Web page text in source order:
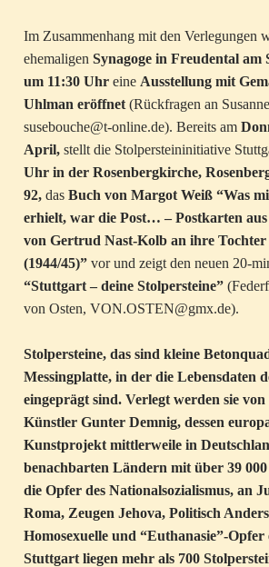
Im Zusammenhang mit den Verlegungen
ehemaligen Synagoge in Freudental am
um 11:30 Uhr eine Ausstellung mit
Uhlman eröffnet (Rückfragen an
susebouche@t-online.de). Bereits am
April, stellt die Stolpersteininitiative
Uhr in der Rosenbergkirche,
92, das Buch von Margot Weiß “Was
erhielt, war die Post… – Postkarten
von Gertrud Nast-Kolb an ihre
(1944/45)” vor und zeigt den neuen 20-
“Stuttgart – deine Stolpersteine”
von Osten, VON.OSTEN@gmx.de).
Stolpersteine, das sind kleine
Messingplatte, in der die Lebensdaten
eingeprägt sind. Verlegt werden sie
Künstler Gunter Demnig, dessen
Kunstprojekt mittlerweile in
benachbarten Ländern mit über 39
die Opfer des Nationalsozialismus, an
Roma, Zeugen Jehova, Politisch
Homosexuelle und “Euthanasie”-
Stuttgart liegen mehr als 700